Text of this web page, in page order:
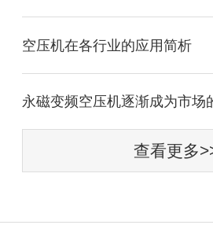
空压机在各行业的应用简析
永磁变频空压机逐渐成为市场
查看更多